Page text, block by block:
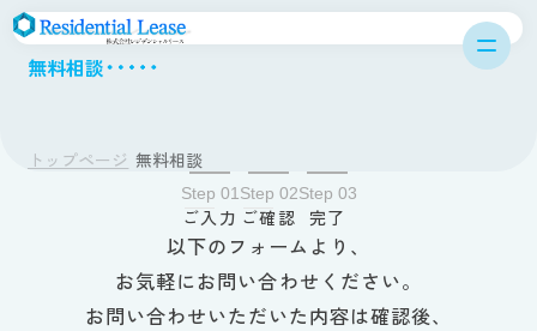
CONTACT
無料相談
トップページ 無料相談
Step 01
ご入力
Step 02
ご確認
Step 03
完了
以下のフォームより、
お気軽にお問い合わせください。
お問い合わせいただいた内容は確認後、